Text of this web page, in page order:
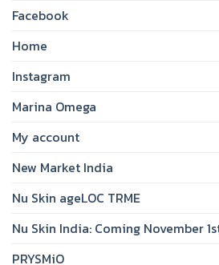
Facebook
Home
Instagram
Marina Omega
My account
New Market India
Nu Skin ageLOC TRME
Nu Skin India: Coming November
PRYSMiO